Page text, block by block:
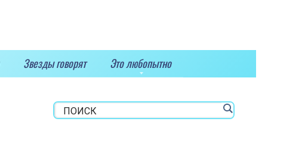
Звезды говорят Это любопытно